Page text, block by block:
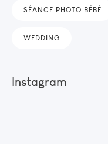
SÉANCE PHOTO BÉBÉ
WEDDING
Instagram